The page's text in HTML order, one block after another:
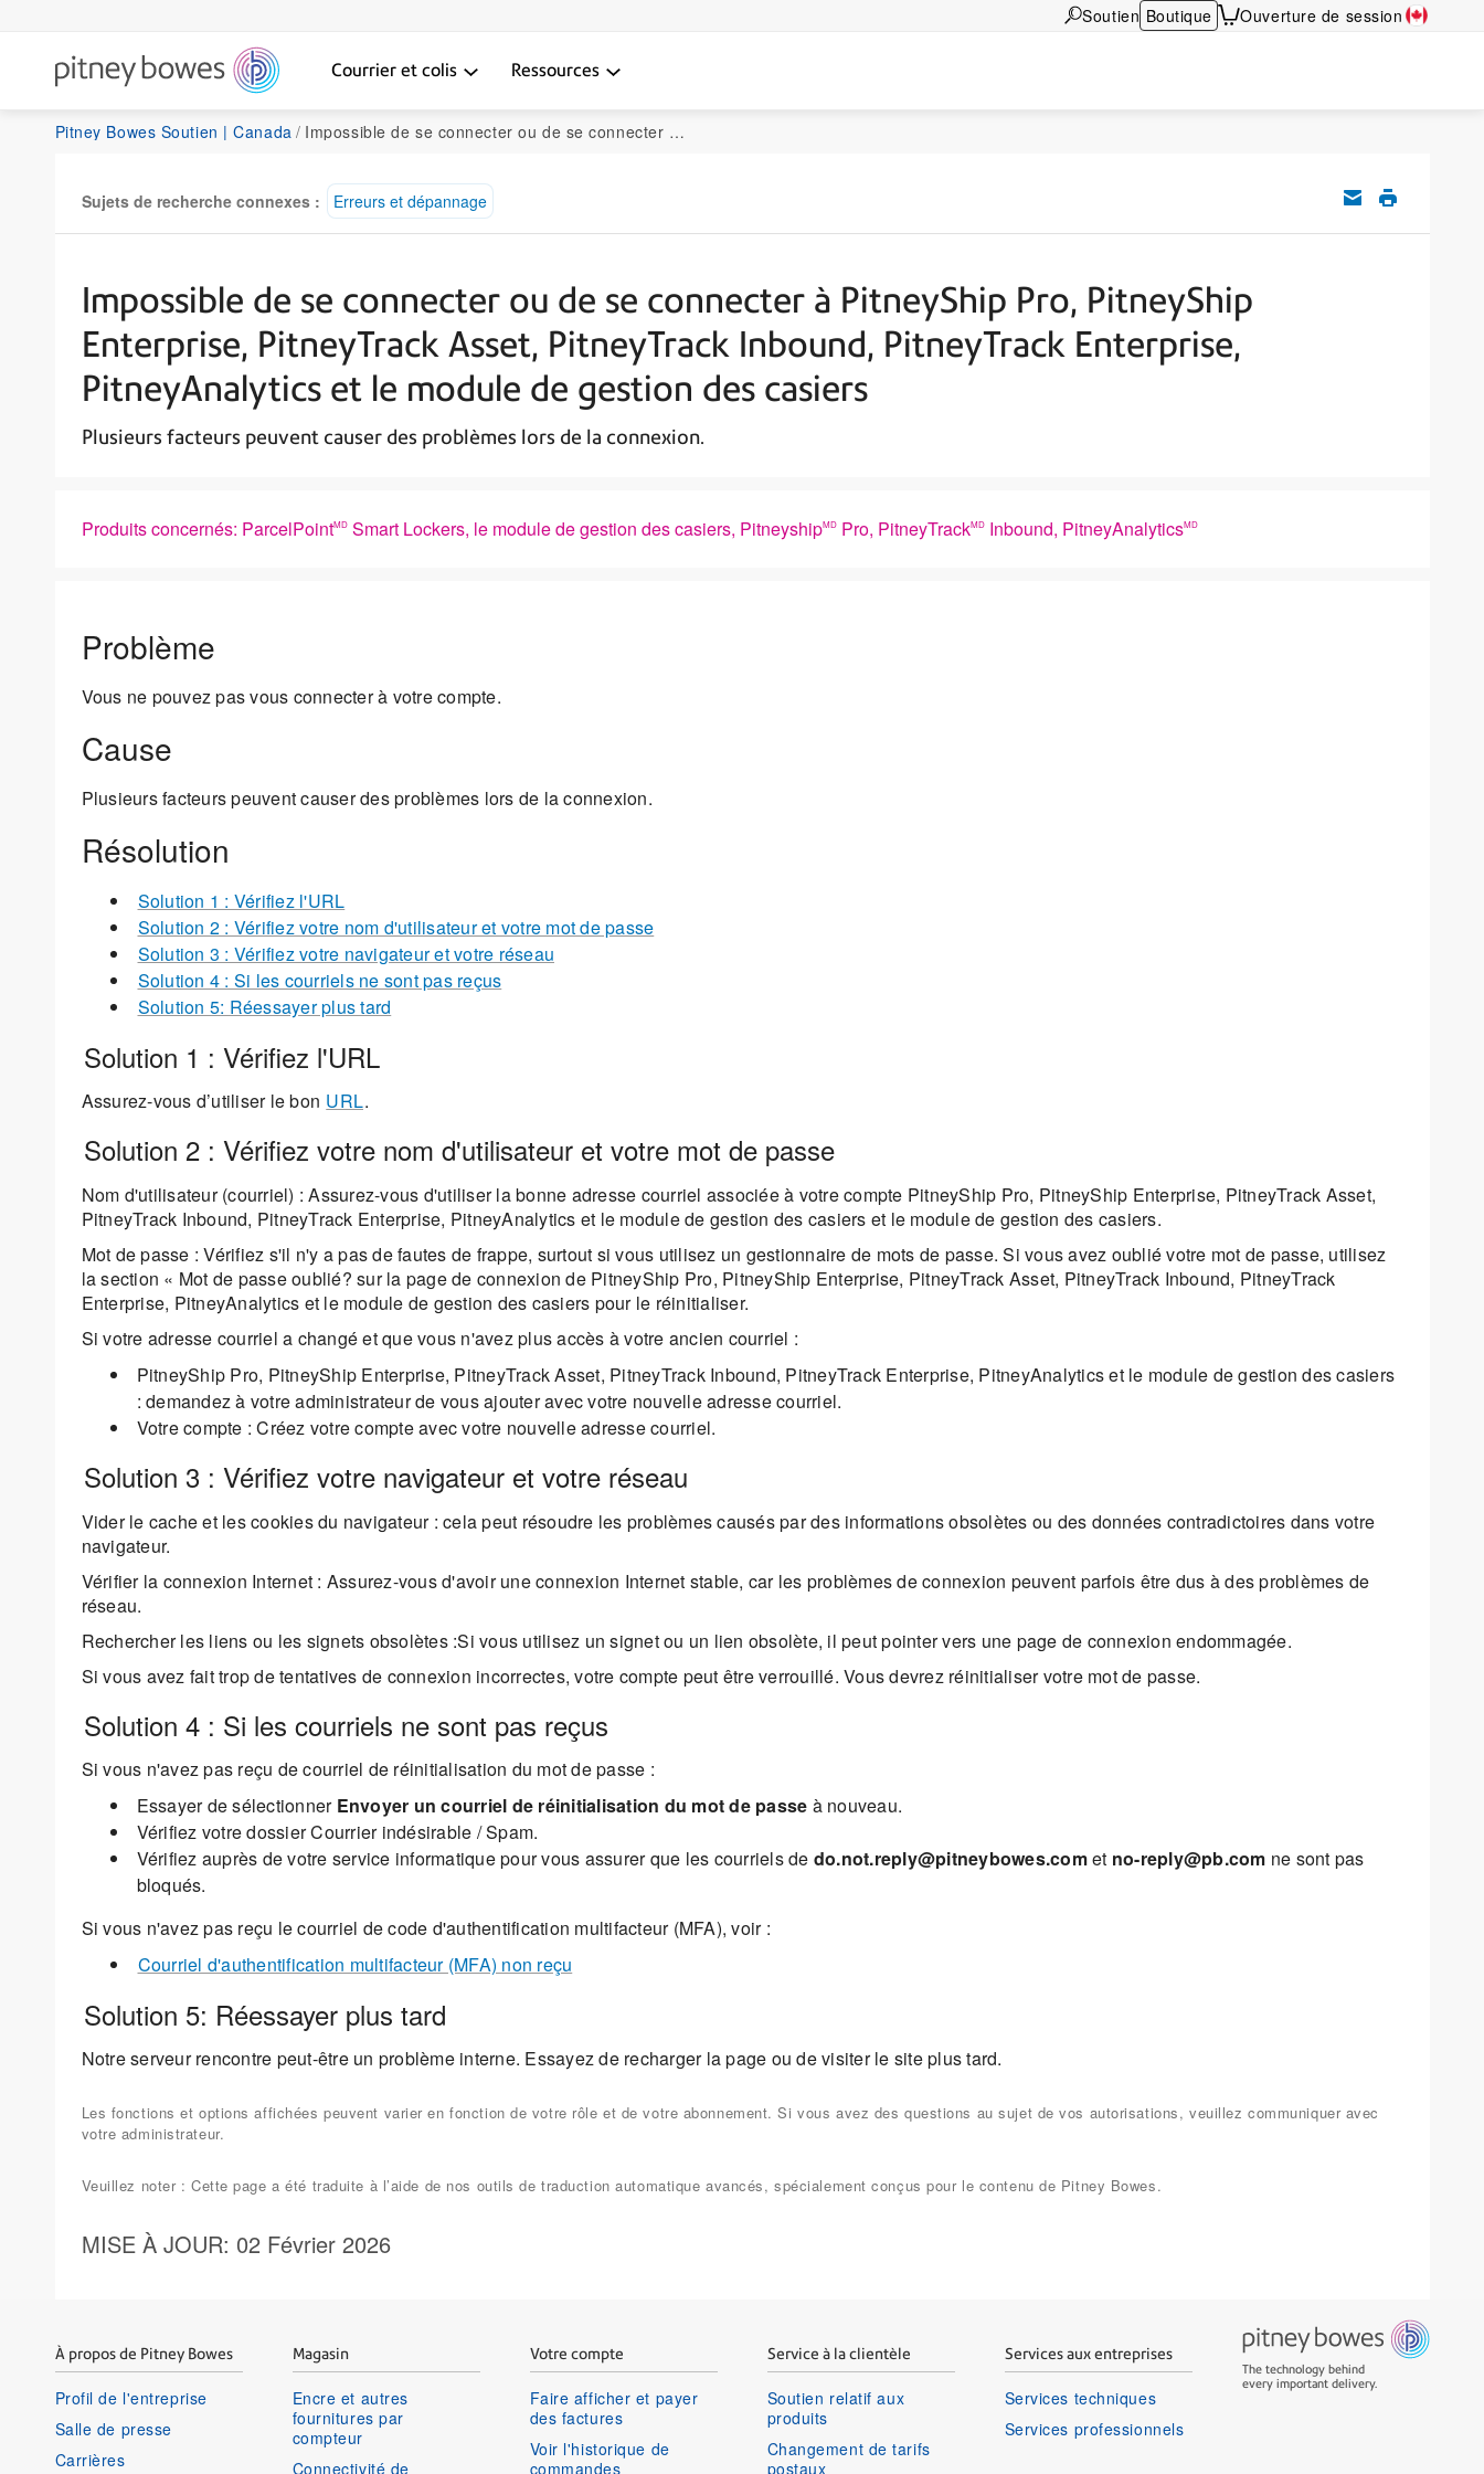
Soutien Boutique Ouverture de session
Courrier et colis Ressources
Pitney Bowes Soutien | Canada Impossible de se connecter ou de se connecter à PitneyShip Pro, PitneyShip Enterprise, PitneyTrack Asset, PitneyTrack Inbound, PitneyTrack Enterprise, PitneyAnalytics et le module de gestion des casiers
Sujets de recherche connexes : Erreurs et dépannage
Impossible de se connecter ou de se connecter à PitneyShip Pro, PitneyShip
Enterprise, PitneyTrack Asset, PitneyTrack Inbound, PitneyTrack Enterprise,
PitneyAnalytics et le module de gestion des casiers
Plusieurs facteurs peuvent causer des problèmes lors de la connexion.
Produits concernés: ParcelPointMDSmart Lockers, le module de gestion des casiers, PitneyshipMDPro, PitneyTrackMDInbound, PitneyAnalyticsMD
Problème
Vous ne pouvez pas vous connecter à votre compte.
Cause
Plusieurs facteurs peuvent causer des problèmes lors de la connexion.
Résolution
Solution 1 : Vérifiez l'URL
Solution 2 : Vérifiez votre nom d'utilisateur et votre mot de passe
Solution 3 : Vérifiez votre navigateur et votre réseau
Solution 4 : Si les courriels ne sont pas reçus
Solution 5: Réessayer plus tard
Solution 1 : Vérifiez l'URL
Assurez-vous d’utiliser le bon URL.
Solution 2 : Vérifiez votre nom d'utilisateur et votre mot de passe
Nom d'utilisateur (courriel) : Assurez-vous d'utiliser la bonne adresse courriel associée à votre compte PitneyShip Pro, PitneyShip Enterprise, PitneyTrack Asset,
PitneyTrack Inbound, PitneyTrack Enterprise, PitneyAnalytics et le module de gestion des casiers et le module de gestion des casiers.
Mot de passe : Vérifiez s'il n'y a pas de fautes de frappe, surtout si vous utilisez un gestionnaire de mots de passe. Si vous avez oublié votre mot de passe, utilisez
la section « Mot de passe oublié? sur la page de connexion de PitneyShip Pro, PitneyShip Enterprise, PitneyTrack Asset, PitneyTrack Inbound, PitneyTrack
Enterprise, PitneyAnalytics et le module de gestion des casiers pour le réinitialiser.
Si votre adresse courriel a changé et que vous n'avez plus accès à votre ancien courriel :
PitneyShip Pro, PitneyShip Enterprise, PitneyTrack Asset, PitneyTrack Inbound, PitneyTrack Enterprise, PitneyAnalytics et le module de gestion des casiers
: demandez à votre administrateur de vous ajouter avec votre nouvelle adresse courriel.
Votre compte : Créez votre compte avec votre nouvelle adresse courriel.
Solution 3 : Vérifiez votre navigateur et votre réseau
Vider le cache et les cookies du navigateur : cela peut résoudre les problèmes causés par des informations obsolètes ou des données contradictoires dans votre
navigateur.
Vérifier la connexion Internet : Assurez-vous d'avoir une connexion Internet stable, car les problèmes de connexion peuvent parfois être dus à des problèmes de
réseau.
Rechercher les liens ou les signets obsolètes :Si vous utilisez un signet ou un lien obsolète, il peut pointer vers une page de connexion endommagée.
Si vous avez fait trop de tentatives de connexion incorrectes, votre compte peut être verrouillé. Vous devrez réinitialiser votre mot de passe.
Solution 4 : Si les courriels ne sont pas reçus
Si vous n'avez pas reçu de courriel de réinitialisation du mot de passe :
Essayer de sélectionner Envoyer un courriel de réinitialisation du mot de passe à nouveau.
Vérifiez votre dossier Courrier indésirable / Spam.
Vérifiez auprès de votre service informatique pour vous assurer que les courriels de do.not.reply@pitneybowes.comet no-reply@pb.com ne sont pas
bloqués.
Si vous n'avez pas reçu le courriel de code d'authentification multifacteur (MFA), voir :
Courriel d'authentification multifacteur (MFA) non reçu
Solution 5: Réessayer plus tard
Notre serveur rencontre peut-être un problème interne. Essayez de recharger la page ou de visiter le site plus tard.
Les fonctions et options affichées peuvent varier en fonction de votre rôle et de votre abonnement. Si vous avez des questions au sujet de vos autorisations, veuillez communiquer avec
votre administrateur.
Veuillez noter : Cette page a été traduite à l’aide de nos outils de traduction automatique avancés, spécialement conçus pour le contenu de Pitney Bowes.
MISE À JOUR: 02 Février 2026
À propos de Pitney Bowes
Profil de l'entreprise
Salle de presse
Carrières
Magasin
Encre et autres
fournitures par
compteur
Connectivité de
Votre compte
Faire afficher et payer
des factures
Voir l'historique de
commandes
Service à la clientèle
Soutien relatif aux
produits
Changement de tarifs
postaux
Services aux entreprises
Services techniques
Services professionnels
The technology behind
every important delivery.